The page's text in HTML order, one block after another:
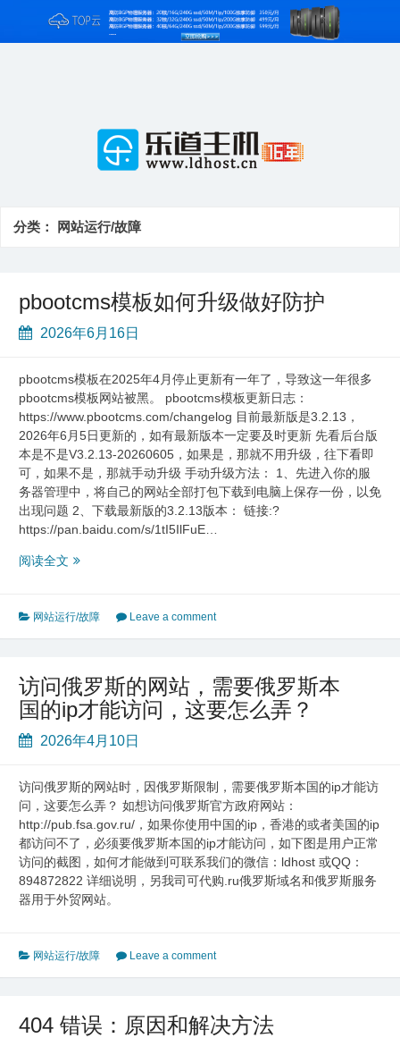
分类： 网站运行/故障
pbootcms模板如何升级做好防护
2026年6月16日
pbootcms模板在2025年4月停止更新有一年了，导致这一年很多
pbootcms模板网站被黑。 pbootcms模板更新日志：
https://www.pbootcms.com/changelog 目前最新版是3.2.13，
2026年6月5日更新的，如有最新版本一定要及时更新 先看后台版
本是不是V3.2.13-20260605，如果是，那就不用升级，往下看即
可，如果不是，那就手动升级 手动升级方法： 1、先进入你的服
务器管理中，将自己的网站全部打包下载到电脑上保存一份，以免
出现问题 2、下载最新版的3.2.13版本： 链接:?
https://pan.baidu.com/s/1tI5IlFuE…
阅读全文 pbootcms
如
做
好
护
网站运行/故障 Leave a comment
访问俄罗斯的网站，需要俄罗斯本
国的ip才能访问，这要怎么弄？
2026年4月10日
访问俄罗斯的网站时，因俄罗斯限制，需要俄罗斯本国的ip才能访
问，这要怎么弄？ 如想访问俄罗斯官方政府网站：
http://pub.fsa.gov.ru/，如果你使用中国的ip，香港的或者美国的ip
都访问不了，必须要俄罗斯本国的ip才能访问，如下图是用户正常
访问的截图，如何才能做到可联系我们的微信：ldhost 或QQ：
894872822 详细说明，另我司可代购.ru俄罗斯域名和俄罗斯服务
器用于外贸网站。
网站运行/故障 Leave a comment
404 错误：原因和解决方法